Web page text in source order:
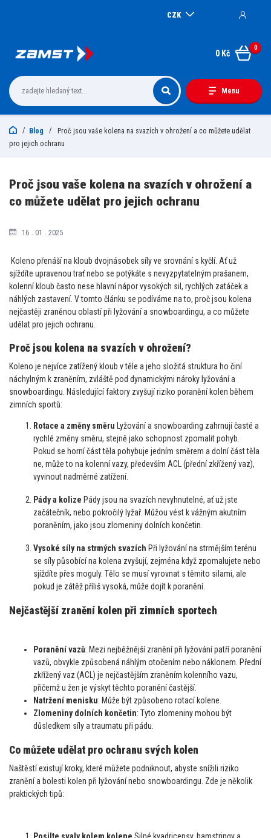
Menu
CZK
0
0 Kč
Blog
Proč jsou vaše kolena na svazích v ohrožení a co můžete udělat
pro jejich ochranu
16 01 2025
Proč jsou vaše kolena na svazích v ohrožení a
co můžete udělat pro jejich ochranu
Koleno přenáší na kloub dvojnásobek síly ve srovnání s kyčlí. Ať už
sjíždíte upravenou trať nebo se potýkáte s nevyzpytatelným prašanem,
kolenní kloub často nese hlavní nápor vysokých sil, rychlých zatáček a
náhlých zastavení. V tomto článku se podíváme na to, proč jsou kolena
nejčastěji zraněnou oblastí při lyžování a snowboardingu, a co můžete
udělat pro jejich ochranu.
Proč jsou kolena na svazích v ohrožení?
Koleno je nejvíce zatížený kloub v těle a jeho složitá struktura ho činí
náchylným k zraněním, zvláště pod dynamickými nároky lyžování a
snowboardingu. Následující faktory zvyšují riziko poranění kolen během
zimních sportů:
Rotace a změny směru Lyžování a snowboarding zahrnují časté a
rychlé změny směru, stejně jako schopnost zpomalit pohyb.
Pokud se horní část těla pohybuje jedním směrem a dolní část těla
ne, může to na kolenní vazy, především ACL (přední zkřížený vaz),
vyvinout nadměrné zatížení.
Pády a kolize Pády jsou na svazích nevyhnutelné, ať už jste
začátečník, nebo pokročilý lyžař. Můžou vést k vážným akutním
poraněním, jako jsou zlomeniny dolních končetin.
Vysoké síly na strmých svazích Při lyžování na strmějším terénu
se síly působící na kolena zvyšují, zejména když zpomalujete nebo
sjíždíte přes moguly. Tělo se musí vyrovnat s těmito silami, ale
pokud je zátěž příliš vysoká, může dojít k poranění.
Nejčastější zranění kolen při zimních sportech
Poranění vazů: Mezi nejběžnější zranění při lyžování patří poranění
vazů, obvykle způsobená náhlým otočením nebo náklonem. Přední
zkřížený vaz (ACL) je nejčastějším zraněním kolenního vazu,
přičemž u žen je výskyt těchto poranění častější.
Natržení menisku: Může být způsobeno rotací kolene.
Zlomeniny dolních končetin: Tyto zlomeniny mohou být
důsledkem síly a traumatu při pádu.
Co můžete udělat pro ochranu svých kolen
Naštěstí existují kroky, které můžete podniknout, abyste snížili riziko
zranění a bolesti kolen při lyžování nebo snowboardingu. Zde je několik
praktických tipů:
Posilte svaly kolem kolene Silné kvadricepsy, hamstringy a